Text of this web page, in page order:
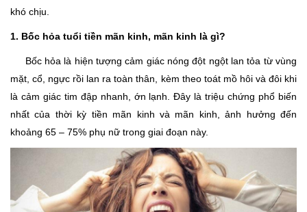
khó chịu.
1. Bốc hỏa tuổi tiền mãn kinh, mãn kinh là gì?
Bốc hỏa là hiện tượng cảm giác nóng đột ngột lan tỏa từ vùng
mặt, cổ, ngực rồi lan ra toàn thân, kèm theo toát mồ hôi và đôi khi
là cảm giác tim đập nhanh, ớn lạnh. Đây là triệu chứng phổ biến
nhất của thời kỳ tiền mãn kinh và mãn kinh, ảnh hưởng đến
khoảng 65 – 75% phụ nữ trong giai đoạn này.